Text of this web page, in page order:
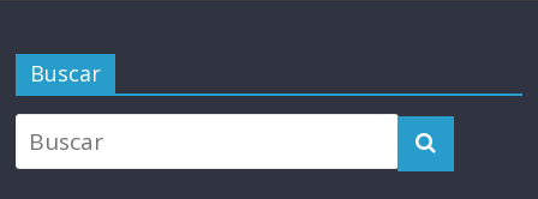
Buscar